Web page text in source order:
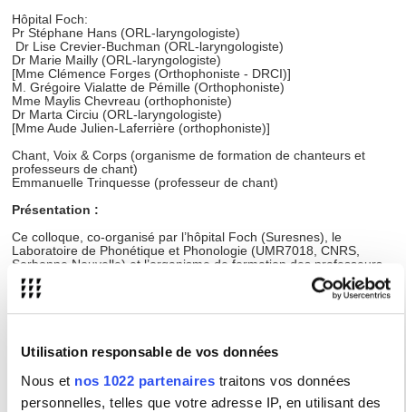
Utilisation responsable de vos données
Nous et nos 1022 partenaires traitons vos données
personnelles, telles que votre adresse IP, en utilisant des
Hôpital Foch:
Pr Stéphane Hans (ORL-laryngologiste)
Dr Lise Crevier-Buchman (ORL-laryngologiste)
Dr Marie Mailly (ORL-laryngologiste)
[Mme Clémence Forges (Orthophoniste - DRCI)]
M. Grégoire Vialatte de Pémille (Orthophoniste)
Mme Maylis Chevreau (orthophoniste)
Dr Marta Circiu (ORL-laryngologiste)
[Mme Aude Julien-Laferrière (orthophoniste)]
Chant, Voix & Corps (organisme de formation de chanteurs et
professeurs de chant)
Emmanuelle Trinquesse (professeur de chant)
Présentation :
Ce colloque, co-organisé par l’hôpital Foch (Suresnes), le
Laboratoire de Phonétique et Phonologie (UMR7018, CNRS,
Sorbonne Nouvelle) et l’organisme de formation des professeurs
de chant “Chant, Voix et Corps” est une journée de rencontre entre
cliniciens, chercheurs, chanteurs et pédagogues vocaux autour de
composées systématiquement d’un chercheur, d’un clinicien et d’un
chanteur, experts dans leur domaine.
Cette journée offrira aux intervenants comme aux participants des
perspectives de collaboration entre chercheurs, cliniciens et
chanteurs tels que la prévention en santé vocale ou des projets de